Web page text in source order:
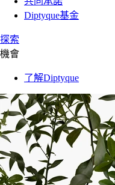
Diptyque基金
探索
機會
了解Diptyque